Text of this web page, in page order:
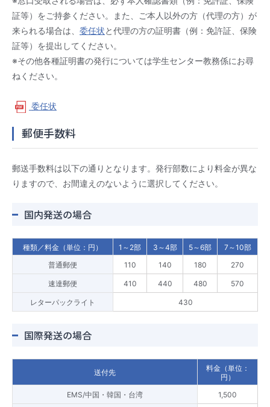
証等）をご持参ください。また、ご本人以外の方（代理の方）が
来られる場合は、 委任状と代理の方の証明書（例：免許証、保険
証等）を提出してください。
※その他各種証明書の発行については学生センター教務係にお尋
ねください。
委任状
郵便手数料
郵送手数料は以下の通りとなります。発行部数により料金が異な
りますので、お間違えのないように選択してください。
国内発送の場合
種類／料金（単位：円） 1～2部 3～4部 5～6部
7～10部
普通郵便
110 140 180 270
速達郵便 410 440 480 570
レターパックライト 430
国際発送の場合
送付先
料金（単位：
円）
EMS/中国・韓国・台湾
1,500